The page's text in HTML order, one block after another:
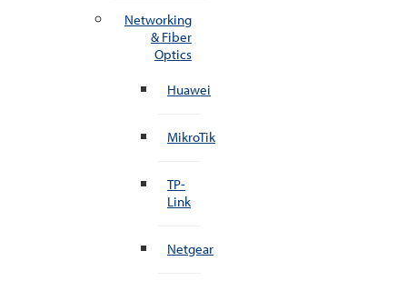
Networking
& Fiber
Optics
Huawei
MikroTik
TP-
Link
Netgear